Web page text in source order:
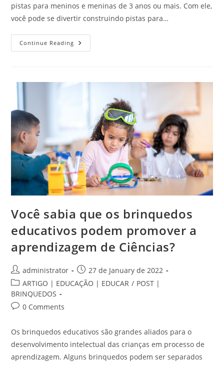
pistas para meninos e meninas de 3 anos ou mais. Com ele,
você pode se divertir construindo pistas para…
Continue Reading Você
Conhece
12
Disponível
Catálogo
Produtos
Casinha
Maria?
Confira
As
Características
Desse
Brinquedo
Aqui!
Você sabia que os brinquedos
educativos podem promover a
aprendizagem de Ciências?
Post
author:
administrator
Post
published:
27 de January de 2022
Post
category:
ARTIGO | EDUCAÇÃO | EDUCAR / POST |
BRINQUEDOS
Post0 Comments
Os brinquedos educativos são grandes aliados para o
desenvolvimento intelectual das crianças em processo de
aprendizagem. Alguns brinquedos podem ser separados